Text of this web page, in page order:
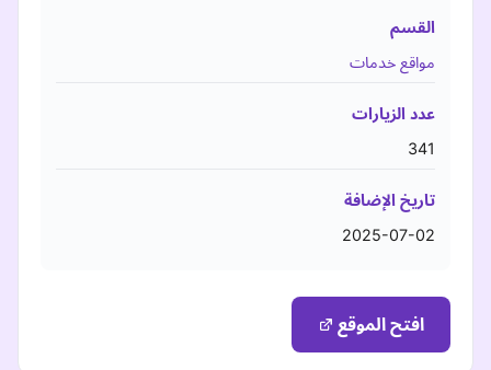
القسم
مواقع خدمات
عدد الزيارات
341
تاريخ الإضافة
2025-07-02
افتح الموقع